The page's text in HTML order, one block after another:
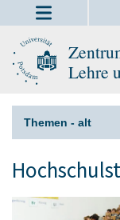
Lehre
Themen - alt